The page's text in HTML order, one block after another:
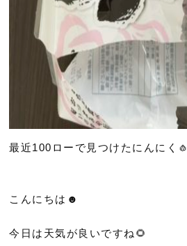
最近100ローで見つけたにんにく🧄
こんにちは☻
今日は天気が良いですね🌻